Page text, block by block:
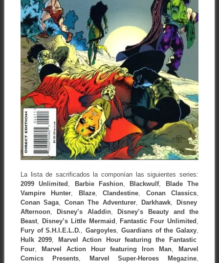
La lista de sacrificados la componían las siguientes series:
2099 Unlimited
Barbie Fashion Blackwulf,
Blade The
Vampire Hunter
Blaze, Clandestine Conan Classics
Conan Saga
Conan The Adventurer, Darkhawk
Disney
Afternoon, Disney’s Aladdin,
Disney’s Beauty and the
Beast, Disney’s Little Mermaid Fantastic Four Unlimited
Fury of S.H.I.E.L.D.
Gargoyles Guardians of the Galaxy
Hulk 2099
Marvel Action Hour featuring the Fantastic
Four, Marvel Action Hour featuring Iron Man
Marvel
Comics Presents, Marvel Super-Heroes Megazine